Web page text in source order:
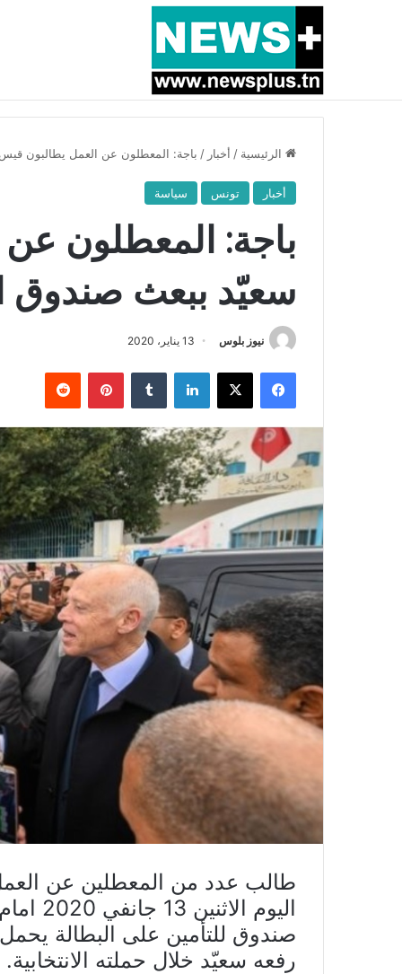
أخبار عاجلة بسبب المرزوقي وبتكليف من سعيّد: الخارجية
الرئيسية / أخبار / باجة: المعطلون عن العمل يطالبون
أخبار تونس سياسة
باجة: المعطلون
سعيّد ببعث صندوق
نيوز بلوس 13 يناير، 2020
فيسبوك X لينكدإن بينتيريست
طالب عدد من المعطلين عن
صندوق للتأمين على البطالة
رفعه سعيّد خلال حملته الانتخابية.